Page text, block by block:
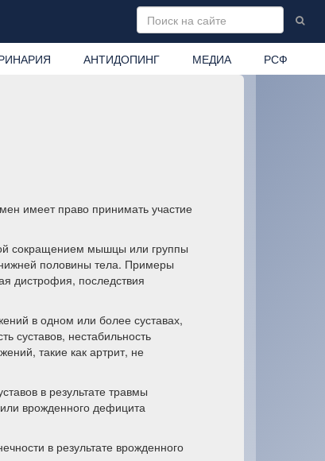
АНТИДОПИНГ МЕДИА РСФ
имеет право принимать участие
сокращением мышцы или группы
половины тела. Примеры
дистрофия, последствия
в одном или более суставах,
суставов, нестабильность
такие как артрит, не
в результате травмы
врожденного дефицита
в результате врожденного